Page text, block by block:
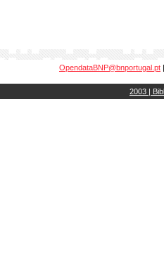
OpendataBNP@bnportugal.pt
2003 |